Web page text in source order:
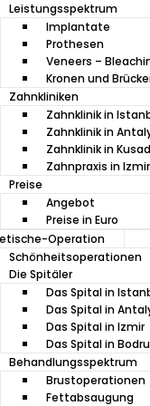
Leistungsspektrum
Implantate
Prothesen
Veneers –
Kronen und
Zahnkliniken
Zahnklinik in
Zahnklinik in
Zahnklinik in
Zahnpraxis in Izmir
Preise
Angebot
Preise in Euro
Operation
Schönheitsoperationen
Die Spitäler
Das Spital in
Das Spital in
Das Spital in Izmir
Das Spital in
Behandlungsspektrum
Brustoperationen
Fettabsaugung